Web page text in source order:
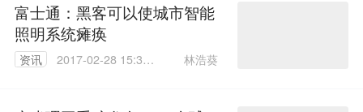
富士通：黑客可以使城市智能
照明系统瘫痪
资讯
2017-02-28 15:31:
林浩葵